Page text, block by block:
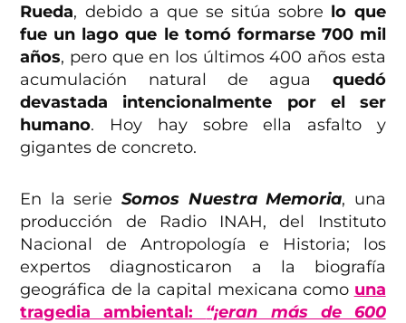
Rueda, debido a que se sitúa sobre lo que
fue un lago que le tomó formarse 700 mil
años, pero que en los últimos 400 años esta
acumulación natural de agua quedó
devastada intencionalmente por el ser
humano. Hoy hay sobre ella asfalto y
gigantes de concreto.
En la serie Somos Nuestra Memoria, una
producción de Radio INAH, del Instituto
Nacional de Antropología e Historia; los
expertos diagnosticaron a la biografía
geográfica de la capital mexicana como una
tragedia ambiental: “¡eran más de 600